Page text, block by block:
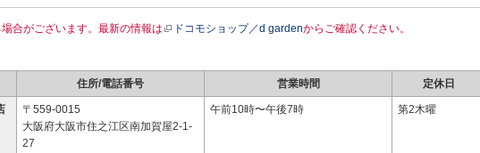
合がございます。最新の情報は ドコモショップ／d gardenからご確認ください。
住所/電話番号 営業時間 定休日
〒559-0015
大阪府大阪市住之江区南加賀屋2-1-
27
午前10時〜午後7時 第2木曜